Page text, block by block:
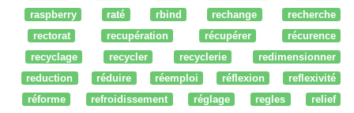
raspberry
raté rbind rechange
recherche
rectorat
recupération récupérer
récurence
recyclage
recycler recyclerie
redimensionner
reduction
réduire réemploi réflexion
reflexivité
réforme
refroidissement réglage regles
relief